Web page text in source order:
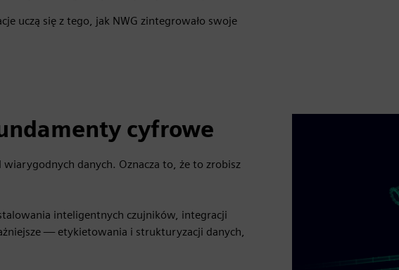
uczą się z tego, jak NWG zintegrowało swoje
cyfrowe
danych. Oznacza to, że to zrobisz
inteligentnych czujników, integracji
— etykietowania i strukturyzacji danych,